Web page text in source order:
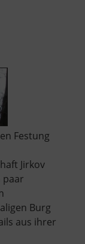
Festung
Jirkov
paar
Burg
aus ihrer